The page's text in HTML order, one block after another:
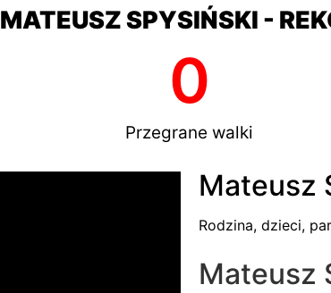
MATEUSZ SPYSIŃSKI -
Przegrane walki
0
Mateusz
Rodzina, dzieci,
Mateusz